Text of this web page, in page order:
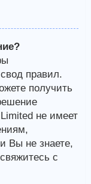
правил.
получить
не имеет
Вы не знаете,
с